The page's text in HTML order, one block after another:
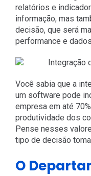
relatórios e
informação, mas
decisão, que será
performance e
Você sabia que a
um software pode
empresa em até
produtividade dos
Pense nesses
tipo de decisão
O